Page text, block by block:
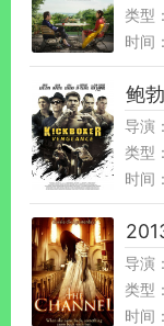
类型
时间
鲍
导演
类型
时间
导演
类型
时间